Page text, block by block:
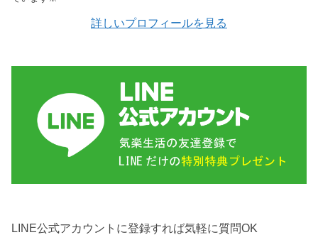
詳しいプロフィールを見る
LINE公式アカウントに登録すれば気軽に質問OK